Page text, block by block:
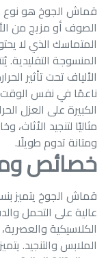
قماش الجوخ هو
الصوف أو مزيج من
المتماسك الذي لا
المنسوجة
الألياف تحت تأثير
ناعمًا في نفس
الكبيرة على العزل
مثاليًا لتنجيد
ومتانة تدوم طويلًا.
خصائص
قماش الجوخ يتميز
عالية على التحمل
الكلاسيكية
الملابس والتنجيد.